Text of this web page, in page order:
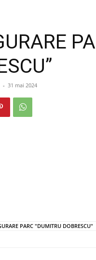
- 31 mai 2024
PARC "DUMITRU DOBRESCU"